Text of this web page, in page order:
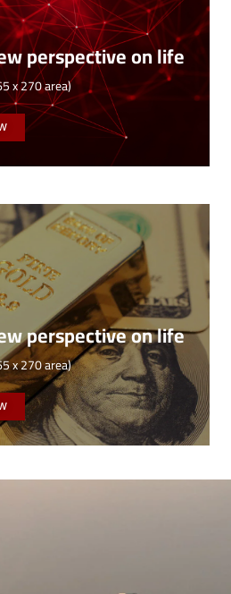
perspective on life
x 270 area)
perspective on life
x 270 area)